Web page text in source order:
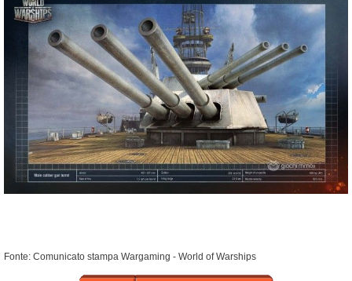
Fonte: Comunicato stampa Wargaming - World of Warships